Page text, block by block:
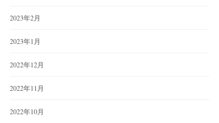
2023年2月
2023年1月
2022年12月
2022年11月
2022年10月